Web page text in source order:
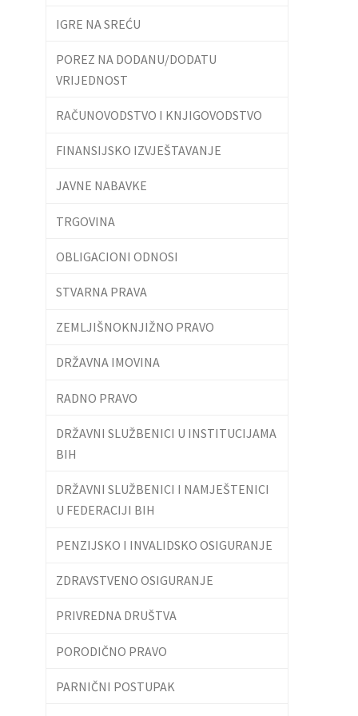
IGRE NA SREĆU
POREZ NA DODANU/DODATU
VRIJEDNOST
RAČUNOVODSTVO I KNJIGOVODSTVO
FINANSIJSKO IZVJEŠTAVANJE
JAVNE NABAVKE
TRGOVINA
OBLIGACIONI ODNOSI
STVARNA PRAVA
ZEMLJIŠNOKNJIŽNO PRAVO
DRŽAVNA IMOVINA
RADNO PRAVO
DRŽAVNI SLUŽBENICI U INSTITUCIJAMA
BIH
DRŽAVNI SLUŽBENICI I NAMJEŠTENICI
U FEDERACIJI BIH
PENZIJSKO I INVALIDSKO OSIGURANJE
ZDRAVSTVENO OSIGURANJE
PRIVREDNA DRUŠTVA
PORODIČNO PRAVO
PARNIČNI POSTUPAK